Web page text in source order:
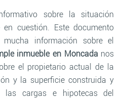
sobre la situación
cuestión. Este documento
información sobre el
inmueble en Moncadanos
el propietario actual de la
y la superficie construida y
cargas e hipotecas del